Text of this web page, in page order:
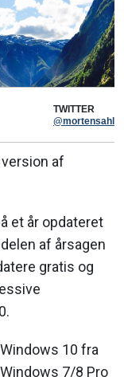
TWITTER
@mortensahl
af
et år opdateret
af årsagen
gratis og
10 fra
7/8 Pro